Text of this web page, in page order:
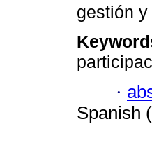
gestión
·
Spanish (